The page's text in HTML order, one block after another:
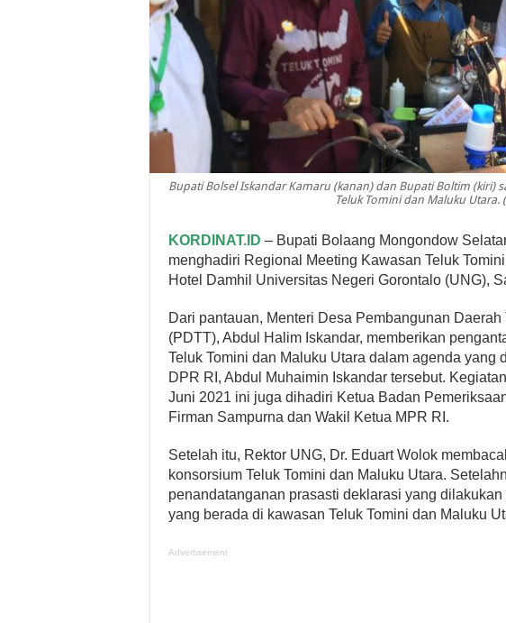
Bupati Bolsel Iskandar Kamaru (kanan) dan Bupati Boltim (kiri)
Teluk Tomini dan Maluku Utara.
KORDINAT.ID – Bupati Bolaang Mongondow
menghadiri Regional Meeting Kawasan Teluk
Hotel Damhil Universitas Negeri Gorontalo (UNG),
Dari pantauan, Menteri Desa Pembangunan
(PDTT), Abdul Halim Iskandar, memberikan
Teluk Tomini dan Maluku Utara dalam agenda yang
DPR RI, Abdul Muhaimin Iskandar tersebut.
Juni 2021 ini juga dihadiri Ketua Badan
Firman Sampurna dan Wakil Ketua MPR RI.
Setelah itu, Rektor UNG, Dr. Eduart Wolok
konsorsium Teluk Tomini dan Maluku Utara.
penandatanganan prasasti deklarasi yang
yang berada di kawasan Teluk Tomini dan Maluku
Advertisement